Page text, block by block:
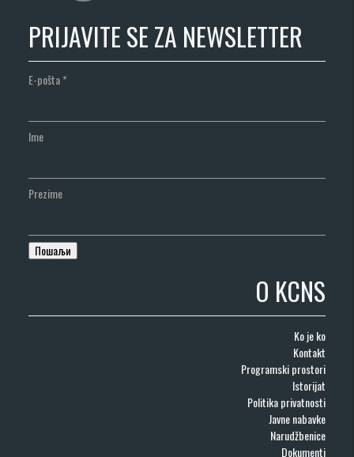
PRIJAVITE SE ZA NEWSLETTER
E-pošta*
Ime
Prezime
O KCNS
Ko je ko
Kontakt
Programski prostori
Istorijat
Politika privatnosti
Javne nabavke
Narudžbenice
Dokumenti